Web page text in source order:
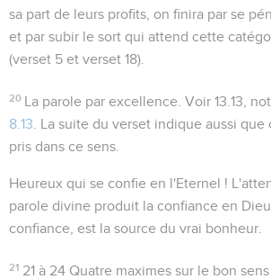
sa part de leurs profits, on finira par se
et par subir le sort qui attend cette
(verset 5 et verset 18).
20 La parole par excellence. Voir13.13 ,
8.13 . La suite du verset indique aussi
pris dans ce sens.
Heureux qui se confie en l'Eternel !
parole divine produit la confiance en
confiance, est la source du vrai bonheur.
21 21 à 24 Quatre maximes sur le bon